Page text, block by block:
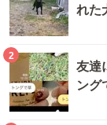
れた
2
友達
ング